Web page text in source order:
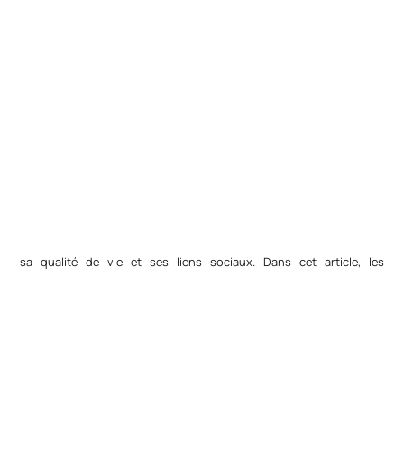
sa qualité de vie et ses liens sociaux. Dans cet article, les